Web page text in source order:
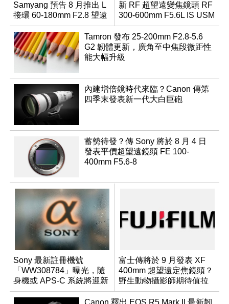
Samyang 預告 8 月推出 L
接環 60-180mm F2.8 望遠
變焦鏡
新 RF 超望遠變焦鏡頭 RF
300-600mm F5.6L IS USM
Tamron 發布 25-200mm F2.8-5.6
G2 韌體更新，廣角至中焦段微距性
能大幅升級
內建增倍鏡時代來臨？Canon 傳第
四季末發表新一代大白巨砲
蓄勢待發？傳 Sony 將於 8 月 4 日
發表平價超望遠鏡頭 FE 100-
400mm F5.6-8
Sony 最新註冊機號
「WW308784」曝光，隨
身機或 APS-C 系統將迎新
成員？
富士傳將於 9 月發表 XF
400mm 超望遠定焦鏡頭？
野生動物攝影師期待值拉
滿